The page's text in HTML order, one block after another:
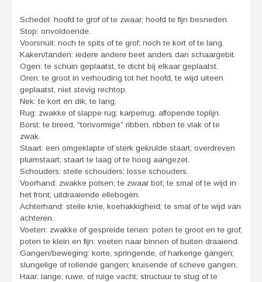
Schedel: hoofd te grof of te zwaar; hoofd te fijn besneden.
Stop: onvoldoende.
Voorsnuit: noch te spits of te grof; noch te kort of te lang.
Kaken/tanden: iedere andere beet anders dan schaargebit.
Ogen: te schuin geplaatst, te dicht bij elkaar geplaatst.
Oren: te groot in verhouding tot het hoofd, te wijd uiteen
geplaatst, niet stevig rechtop.
Nek: te kort en dik; te lang.
Rug: zwakke of slappe rug; karperrug, aflopende toplijn.
Borst: te breed, “tonvormige” ribben, ribben te vlak of te
zwak.
Staart: een omgeklapte of sterk gekrulde staart; overdreven
pluimstaart; staart te laag of te hoog aangezet.
Schouders: steile schouders; losse schouders.
Voorhand: zwakke polsen; te zwaar bot; te smal of te wijd in
het front; uitdraaiende ellebogen.
Achterhand: steile knie, koehakkigheid; te smal of te wijd van
achteren.
Voeten: zwakke of gespreide tenen: poten te groot en te grof;
poten te klein en fijn: voeten naar binnen of buiten draaiend.
Gangen/beweging: korte, springende, of harkerige gangen;
slungelige of rollende gangen; kruisende of scheve gangen.
Haar: lange, ruwe, of ruige vacht; structuur te stug of te